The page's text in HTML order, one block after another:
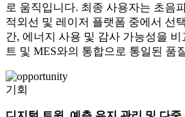
로 움직입니다. 최종 사용자는 초음
적외선 및 레이저 플랫폼 중에서 선
간, 에너지 사용 및 감사 가능성을
트 및 MES와의 통합으로 통일된 품
기회